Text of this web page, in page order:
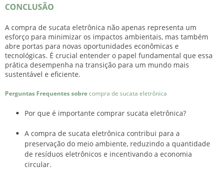
CONCLUSÃO
A compra de sucata eletrônica não apenas representa um
esforço para minimizar os impactos ambientais, mas também
abre portas para novas oportunidades econômicas e
tecnológicas. É crucial entender o papel fundamental que essa
prática desempenha na transição para um mundo mais
sustentável e eficiente.
Perguntas Frequentes sobrecompra de sucata eletrônica
Por que é importante comprar sucata eletrônica?
A compra de sucata eletrônica contribui para a
preservação do meio ambiente, reduzindo a quantidade
de resíduos eletrônicos e incentivando a economia
circular.